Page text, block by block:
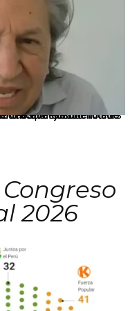
por la Comisión de Gracias Presidenciales conforme al procedimiento establecido.
2026